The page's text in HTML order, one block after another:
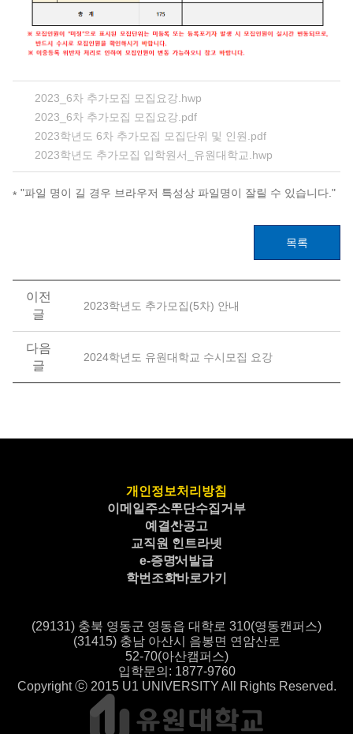
2023_6차 추가모집 모집요강.hwp
2023_6차 추가모집 모집요강.pdf
2023학년도 6차 추가모집 모집단위 및 인원.pdf
2023학년도 추가모집 입학원서_유원대학교.hwp
"파일 명이 길 경우 브라우저 특성상 파일명이 잘릴 수 있습니다."
목록
이전
글
2023학년도 추가모집(5차) 안내
다음
글
2024학년도 유원대학교 수시모집 요강
개인정보처리방침
이메일주소무단수집거부
예결산공고
교직원 인트라넷
e-증명서발급
학번조회바로가기
(29131) 충북 영동군 영동읍 대학로 310(영동캔퍼스)
(31415) 충남 아산시 음봉면 연암산로
52-70(아산캠퍼스)
입학문의: 1877-9760
Copyright ⓒ 2015 U1 UNIVERSITY All Rights Reserved.